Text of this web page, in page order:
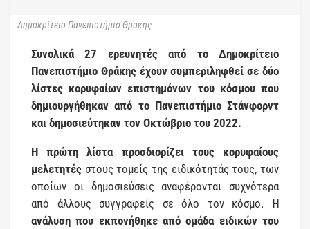
Δημοκρίτειο Πανεπιστήμιο Θράκης
Συνολικά 27 ερευνητές από το Δημοκρίτειο
Πανεπιστήμιο Θράκης έχουν συμπεριληφθεί σε δύο
λίστες κορυφαίων επιστημόνων του κόσμου που
δημιουργήθηκαν από το Πανεπιστήμιο Στάνφορντ
και δημοσιεύτηκαν τον Οκτώβριο του 2022.
Η πρώτη λίστα προσδιορίζει τους κορυφαίους
μελετητές στους τομείς της ειδικότητάς τους, των
οποίων οι δημοσιεύσεις αναφέρονται συχνότερα
από άλλους συγγραφείς σε όλο τον κόσμο. Η
ανάλυση που εκπονήθηκε από ομάδα ειδικών του